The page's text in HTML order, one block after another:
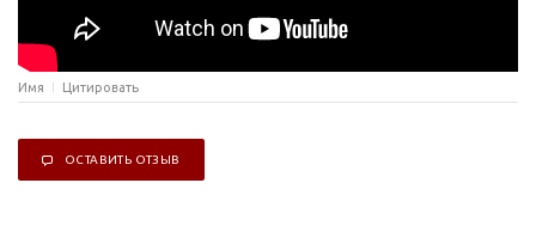
Имя Цитировать
ОСТАВИТЬ ОТЗЫВ